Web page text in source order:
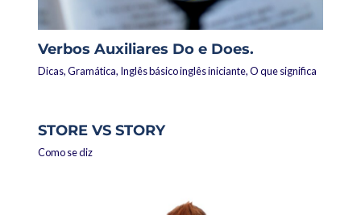
Verbos Auxiliares Do e Does.
Dicas,Gramática, Inglês básico inglês iniciante,O que significa
STORE VS STORY
Como se diz